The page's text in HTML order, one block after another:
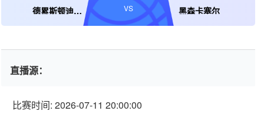
德累斯顿迪纳摩 黑森卡塞尔
VS
直播源：
比赛时间: 2026-07-11 20:00:00